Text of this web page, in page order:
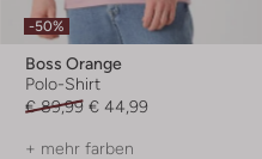
-50%
Boss Orange
Polo-Shirt
€ 89,99 € 44,99
+ mehr farben